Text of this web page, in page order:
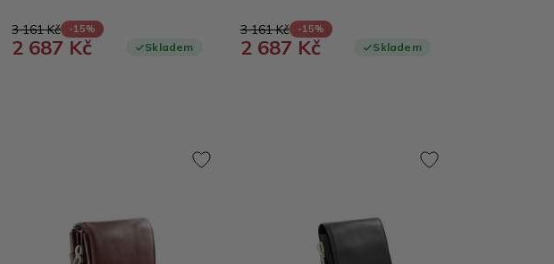
3 161 Kč -15%
2 687 Kč Skladem
3 161 Kč -15%
2 687 Kč Skladem